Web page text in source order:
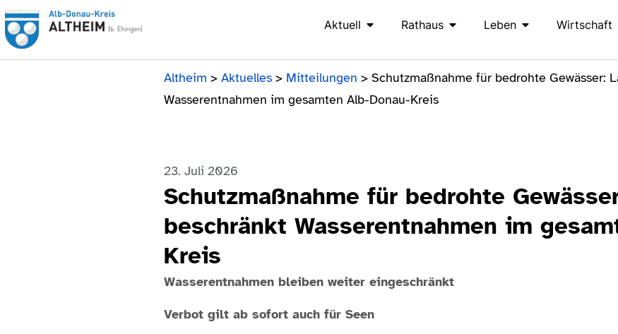
Aktuell Rathaus Leben Wirtschaft
Altheim > Aktuelles > Mitteilungen > Schutzmaßnahme für bedrohte Gewässer:
Wasserentnahmen im gesamten Alb-Donau-Kreis
23. Juli 2026
Schutzmaßnahme für bedrohte
beschränkt Wasserentnahmen im
Kreis
Wasserentnahmen bleiben weiter eingeschränkt
Verbot gilt ab sofort auch für Seen